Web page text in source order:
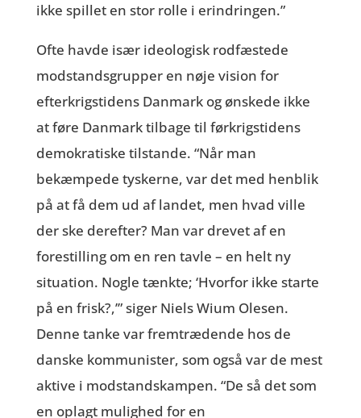
ikke spillet en stor rolle i erindringen.”
Ofte havde især ideologisk rodfæstede
modstandsgrupper en nøje vision for
efterkrigstidens Danmark og ønskede ikke
at føre Danmark tilbage til førkrigstidens
demokratiske tilstande. “Når man
bekæmpede tyskerne, var det med henblik
på at få dem ud af landet, men hvad ville
der ske derefter? Man var drevet af en
forestilling om en ren tavle – en helt ny
situation. Nogle tænkte; ‘Hvorfor ikke starte
på en frisk?,’” siger Niels Wium Olesen.
Denne tanke var fremtrædende hos de
danske kommunister, som også var de mest
aktive i modstandskampen. “De så det som
en oplagt mulighed for en